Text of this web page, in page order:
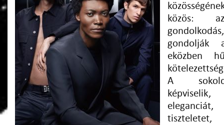
közös:
gondolják
eközben
A
eleganciát,